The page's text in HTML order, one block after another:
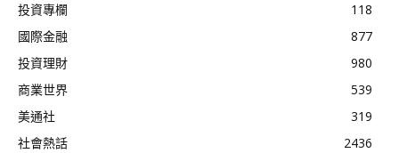
投資專欄
118
國際金融
877
投資理財
980
商業世界
539
美通社
319
社會熱話
2436